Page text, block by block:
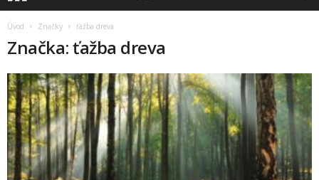
Úvod Značky ťažba dreva
Značka: ťažba dreva